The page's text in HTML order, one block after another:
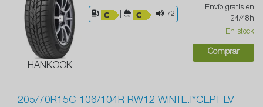
HANKOOK
72
Envío gratis en
24/48h
En stock
Comprar
205/70R15C 106/104R RW12 WINTE.I*CEPT LV